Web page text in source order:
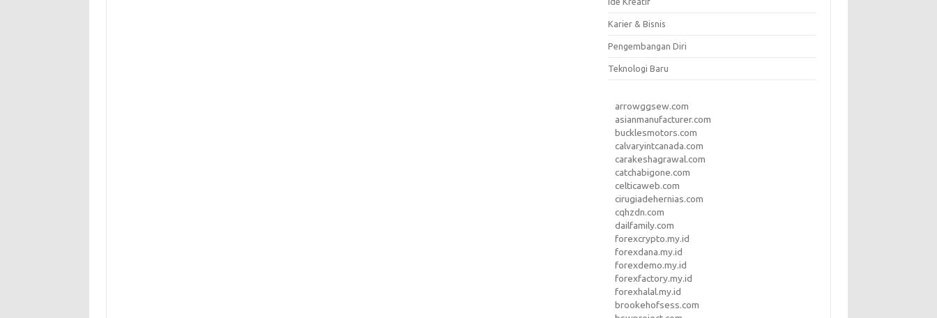
Karier & Bisnis
Pengembangan Diri
Teknologi Baru
arrowggsew.com
asianmanufacturer.com
bucklesmotors.com
calvaryintcanada.com
carakeshagrawal.com
catchabigone.com
celticaweb.com
cirugiadehernias.com
cqhzdn.com
dailfamily.com
forexcrypto.my.id
forexdana.my.id
forexdemo.my.id
forexfactory.my.id
forexhalal.my.id
brookehofsess.com